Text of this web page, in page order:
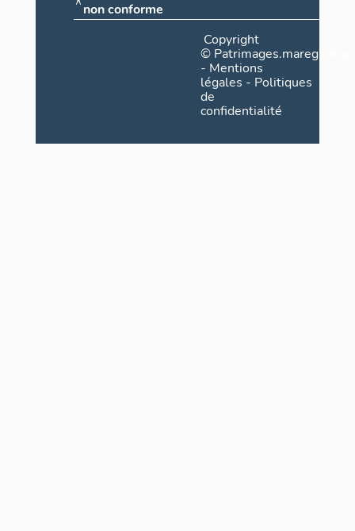
non conforme
Copyright
©
- Mentions
légales - Politiques
de
confidentialité